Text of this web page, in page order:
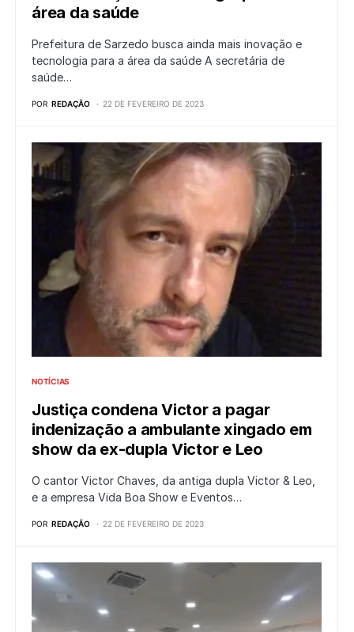
área da saúde
Prefeitura de Sarzedo busca ainda mais inovação e
tecnologia para a área da saúde A secretária de
saúde…
POR REDAÇÃO 22 DE FEVEREIRO DE 2023
NOTÍCIAS
Justiça condena Victor a pagar
indenização a ambulante xingado em
show da ex-dupla Victor e Leo
O cantor Victor Chaves, da antiga dupla Victor & Leo,
e a empresa Vida Boa Show e Eventos…
POR REDAÇÃO 22 DE FEVEREIRO DE 2023